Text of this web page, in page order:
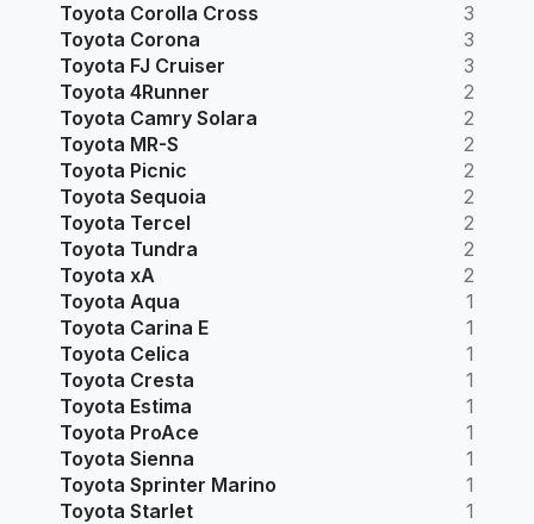
Toyota Corolla Cross
3
Toyota Corona
3
Toyota FJ Cruiser
3
Toyota 4Runner
2
Toyota Camry Solara
2
Toyota MR-S
2
Toyota Picnic
2
Toyota Sequoia
2
Toyota Tercel
2
Toyota Tundra
2
Toyota xA
2
Toyota Aqua
1
Toyota Carina E
1
Toyota Celica
1
Toyota Cresta
1
Toyota Estima
1
Toyota ProAce
1
Toyota Sienna
1
Toyota Sprinter Marino
1
Toyota Starlet
1